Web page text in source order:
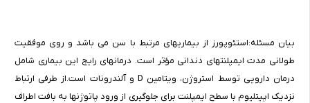
بیان مسئله:استئوپورز از بیماریهای مرتبط با سن می باشد و روی موفقیت
طولانی مدت ایمپلنتهای دندانی مؤثر است. درمانهای رایج این بیماری شامل
درمان دارویی توسط استروژن، ویتامین D و آلندرونات است.از طرفی ارتباط
نزدیک اپیتلیوم با سطح ایمپلنت برای جلوگیری از ورود پاتوژنها به بافت اطراف